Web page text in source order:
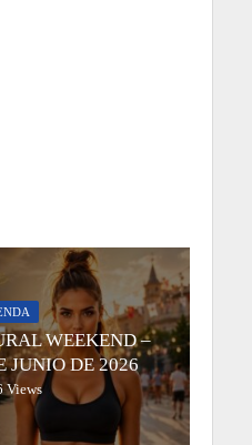
WEEKEND –
JUNIO DE 2026
Views